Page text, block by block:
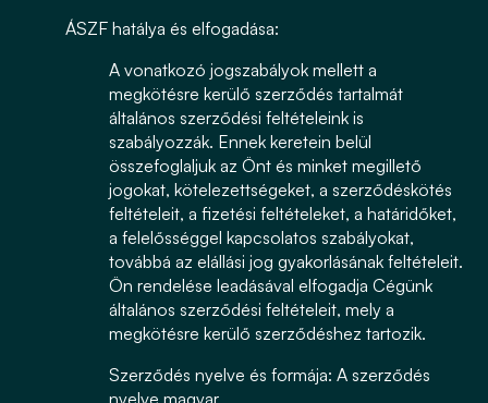
ÁSZF hatálya és elfogadása:
A vonatkozó jogszabályok mellett a
megkötésre kerülő szerződés tartalmát
általános szerződési feltételeink is
szabályozzák. Ennek keretein belül
összefoglaljuk az Önt és minket megillető
jogokat, kötelezettségeket, a szerződéskötés
feltételeit, a fizetési feltételeket, a határidőket,
a felelősséggel kapcsolatos szabályokat,
továbbá az elállási jog gyakorlásának feltételeit.
Ön rendelése leadásával elfogadja Cégünk
általános szerződési feltételeit, mely a
megkötésre kerülő szerződéshez tartozik.
Szerződés nyelve és formája: A szerződés